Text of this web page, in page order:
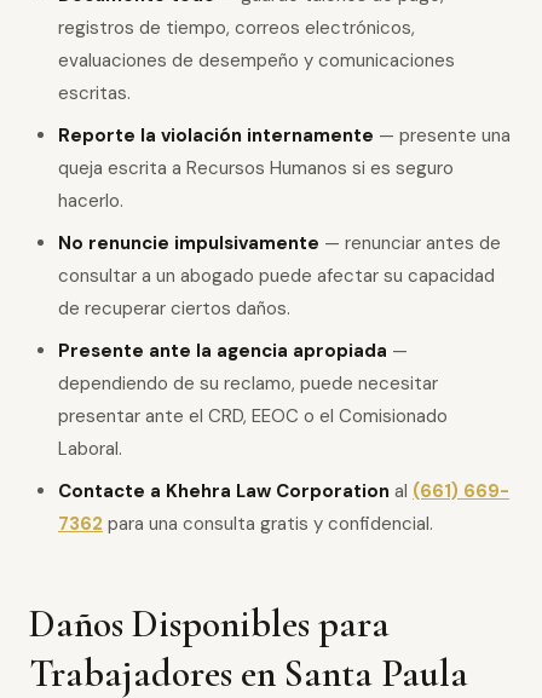
registros de tiempo, correos electrónicos,
evaluaciones de desempeño y comunicaciones
escritas.
Reporte la violación internamente — presente una
queja escrita a Recursos Humanos si es seguro
hacerlo.
No renuncie impulsivamente — renunciar antes de
consultar a un abogado puede afectar su capacidad
de recuperar ciertos daños.
Presente ante la agencia apropiada —
dependiendo de su reclamo, puede necesitar
presentar ante el CRD, EEOC o el Comisionado
Laboral.
Contacte a Khehra Law Corporation al (661) 669-
7362 para una consulta gratis y confidencial.
Daños Disponibles para
Trabajadores en Santa Paula